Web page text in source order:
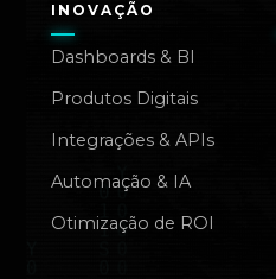
INOVAÇÃO
Dashboards & BI
Produtos Digitais
Integrações & APIs
Automação & IA
Otimização de ROI